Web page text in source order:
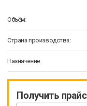
Объём:
Страна производства:
Назначение:
Получить прайс